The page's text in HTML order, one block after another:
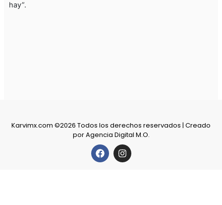
hay”.
Karvimx.com ©2026 Todos los derechos reservados | Creado
porAgencia Digital M.O.
F
a
I
n